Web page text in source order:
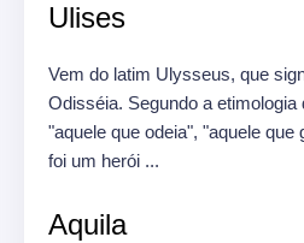
Ulises
Vem do latim Ulysseus, que
Odisséia. Segundo a
"aquele que odeia", "aquele que
foi um herói ...
Aquila